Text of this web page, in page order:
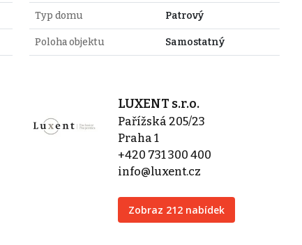
Typ domu Patrový
Poloha objektu Samostatný
LUXENT s.r.o.
Pařížská 205/23
Praha 1
+420 731 300 400
info@luxent.cz
Zobraz 212 nabídek